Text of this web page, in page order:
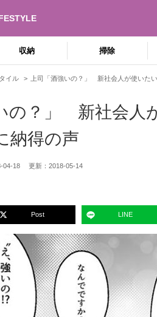
収納 掃除
イル 上司「酒強いの？」 新社会人が使いた
の？」 新社会人
納得の声
04-18 更新： 2018-05-14
Post LINE